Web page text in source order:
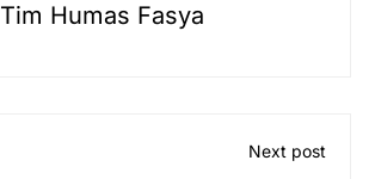
Tim Humas Fasya
Next post